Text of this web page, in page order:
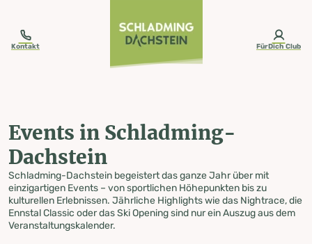
Kontakt FürDich Club
Events in Schladming-
Dachstein
Schladming-Dachstein begeistert das ganze Jahr über mit
einzigartigen Events – von sportlichen Höhepunkten bis zu
kulturellen Erlebnissen. Jährliche Highlights wie das Nightrace, die
Ennstal Classic oder das Ski Opening sind nur ein Auszug aus dem
Veranstaltungskalender.